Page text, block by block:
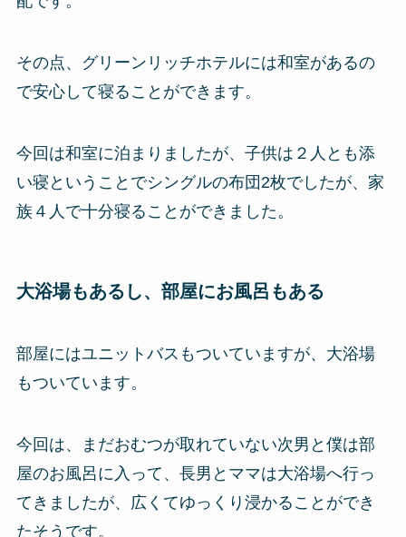
その点、グリーンリッチホテルには和室があるの
で安心して寝ることができます。
今回は和室に泊まりましたが、子供は２人とも添
い寝ということでシングルの布団2枚でしたが、家
族４人で十分寝ることができました。
大浴場もあるし、部屋にお風呂もある
部屋にはユニットバスもついていますが、大浴場
もついています。
今回は、まだおむつが取れていない次男と僕は部
屋のお風呂に入って、長男とママは大浴場へ行っ
てきましたが、広くてゆっくり浸かることができ
たそうです。